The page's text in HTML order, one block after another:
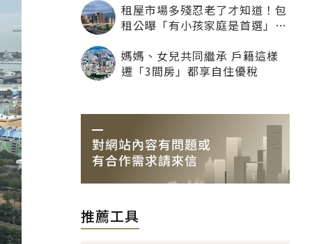
租屋市場多殘忍老了才知道！包
租公曝「有小孩家庭是首選」：
媽媽、女兒共同繼承 戶籍這樣
遷「3間房」都享自住優稅
推薦工具